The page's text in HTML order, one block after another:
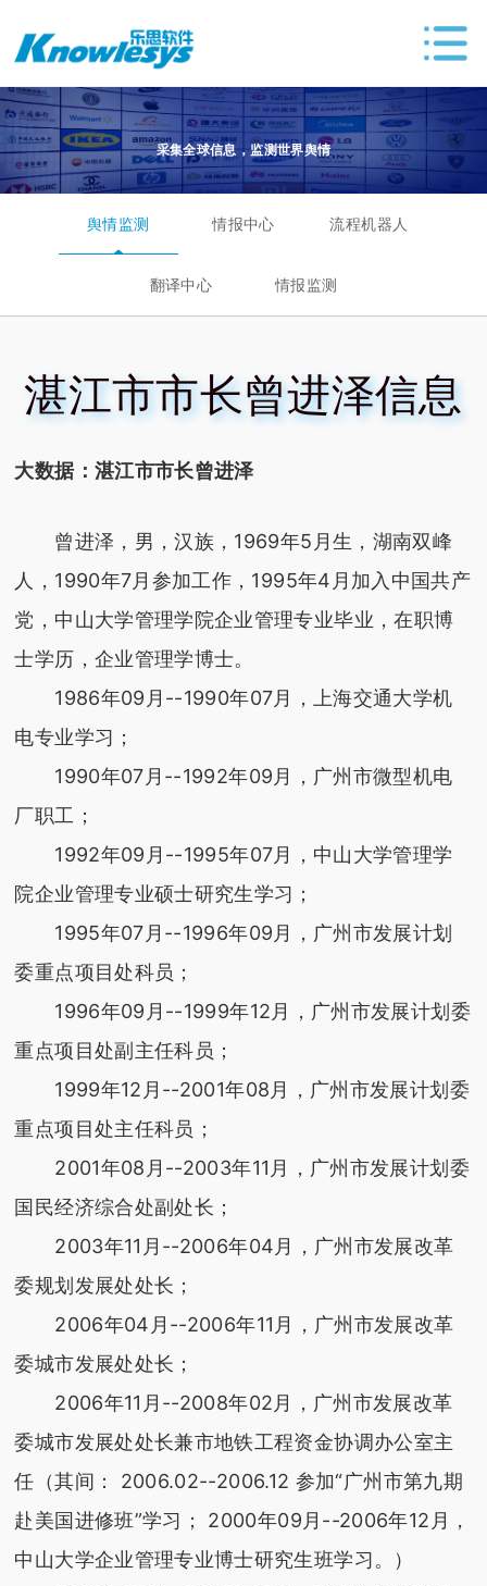
采集全球信息，监测世界舆情
舆情监测 情报中心 流程机器人
翻译中心 情报监测
湛江市市长曾进泽信息
大数据：湛江市市长曾进泽
曾进泽，男，汉族，1969年5月生，湖南双峰
人，1990年7月参加工作，1995年4月加入中国共产
党，中山大学管理学院企业管理专业毕业，在职博
士学历，企业管理学博士。
1986年09月--1990年07月，上海交通大学机
电专业学习；
1990年07月--1992年09月，广州市微型机电
厂职工；
1992年09月--1995年07月，中山大学管理学
院企业管理专业硕士研究生学习；
1995年07月--1996年09月，广州市发展计划
委重点项目处科员；
1996年09月--1999年12月，广州市发展计划委
重点项目处副主任科员；
1999年12月--2001年08月，广州市发展计划委
重点项目处主任科员；
2001年08月--2003年11月，广州市发展计划委
国民经济综合处副处长；
2003年11月--2006年04月，广州市发展改革
委规划发展处处长；
2006年04月--2006年11月，广州市发展改革
委城市发展处处长；
2006年11月--2008年02月，广州市发展改革
委城市发展处处长兼市地铁工程资金协调办公室主
任（其间： 2006.02--2006.12 参加“广州市第九期
赴美国进修班”学习； 2000年09月--2006年12月，
中山大学企业管理专业博士研究生班学习。）